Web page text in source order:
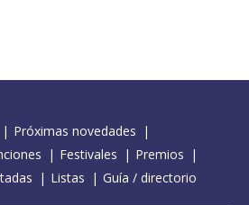
Próximas novedades
Festivales
Premios
Listas Guía / directorio